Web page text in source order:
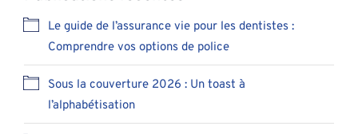
Le guide de l’assurance vie pour les dentistes :
Comprendre vos options de police
Sous la couverture 2026 : Un toast à
l’alphabétisation